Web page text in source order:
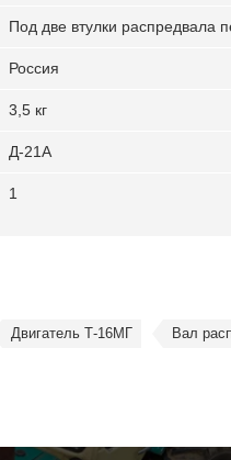
Под две втулки
Россия
3,5 кг
Д-21А
1
Двигатель Т-16МГ Вал